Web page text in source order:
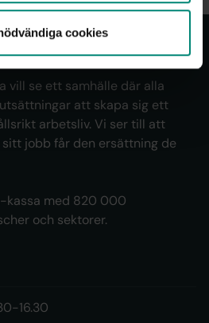
cookies
vill se ett samhälle där alla
att skapa sig ett
arbetsliv. Vi ser till att
jobb får den ersättning de
kassa med 820 000
och sektorer.
16.30